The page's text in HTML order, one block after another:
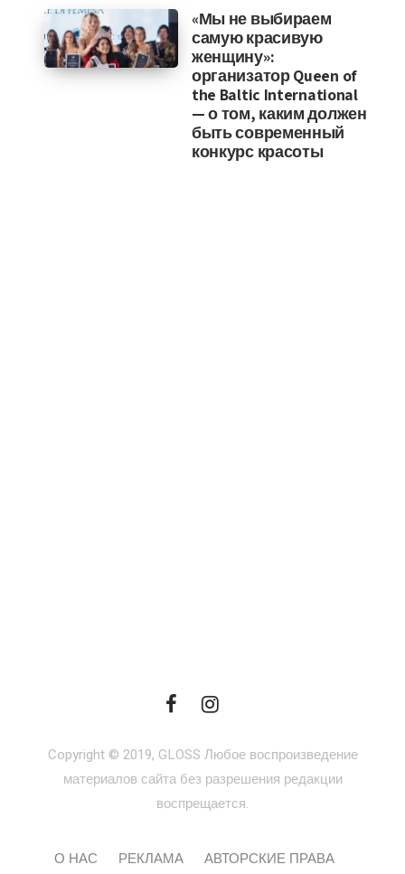
«Мы не выбираем
самую красивую
женщину»:
организатор Queen of
the Baltic International
— о том, каким должен
быть современный
конкурс красоты
Copyright © 2019, GLOSS Любое воспроизведение
материалов сайта без разрешения редакции
воспрещается.
О НАС РЕКЛАМА АВТОРСКИЕ ПРАВА